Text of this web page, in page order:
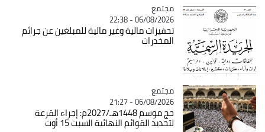
Catégorie
مجتمع
06/08/2026 - 22:38
تحفيزات مالية وغير مالية للمبلغين عن جرائم
المخدرات
Catégorie
مجتمع
06/08/2026 - 21:27
حج موسم 1448هـ/2027م: إجراء القرعة
لتحديد القوائم النهائية السبت 15 أوت